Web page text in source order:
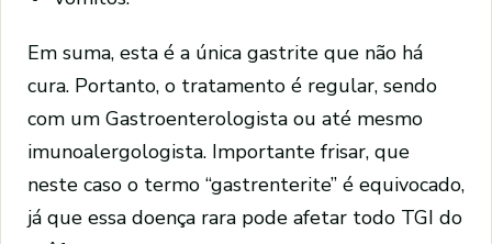
Em suma, esta é a única gastrite que não há
cura. Portanto, o tratamento é regular, sendo
com um Gastroenterologista ou até mesmo
imunoalergologista. Importante frisar, que
neste caso o termo “gastrenterite” é equivocado,
já que essa doença rara pode afetar todo TGI do